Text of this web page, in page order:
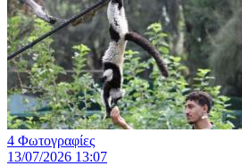
4 Φωτογραφίες
13/07/2026 13:07